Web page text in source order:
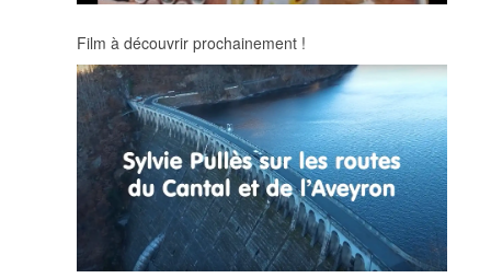
Film à découvrir prochainement !